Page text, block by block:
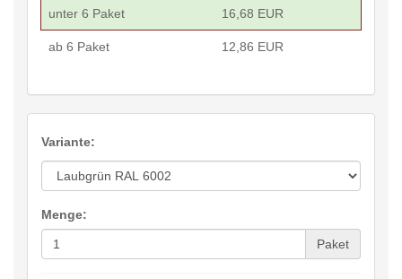
unter 6 Paket
16,68 EUR
ab 6 Paket 12,86 EUR
Variante:
Menge:
Paket